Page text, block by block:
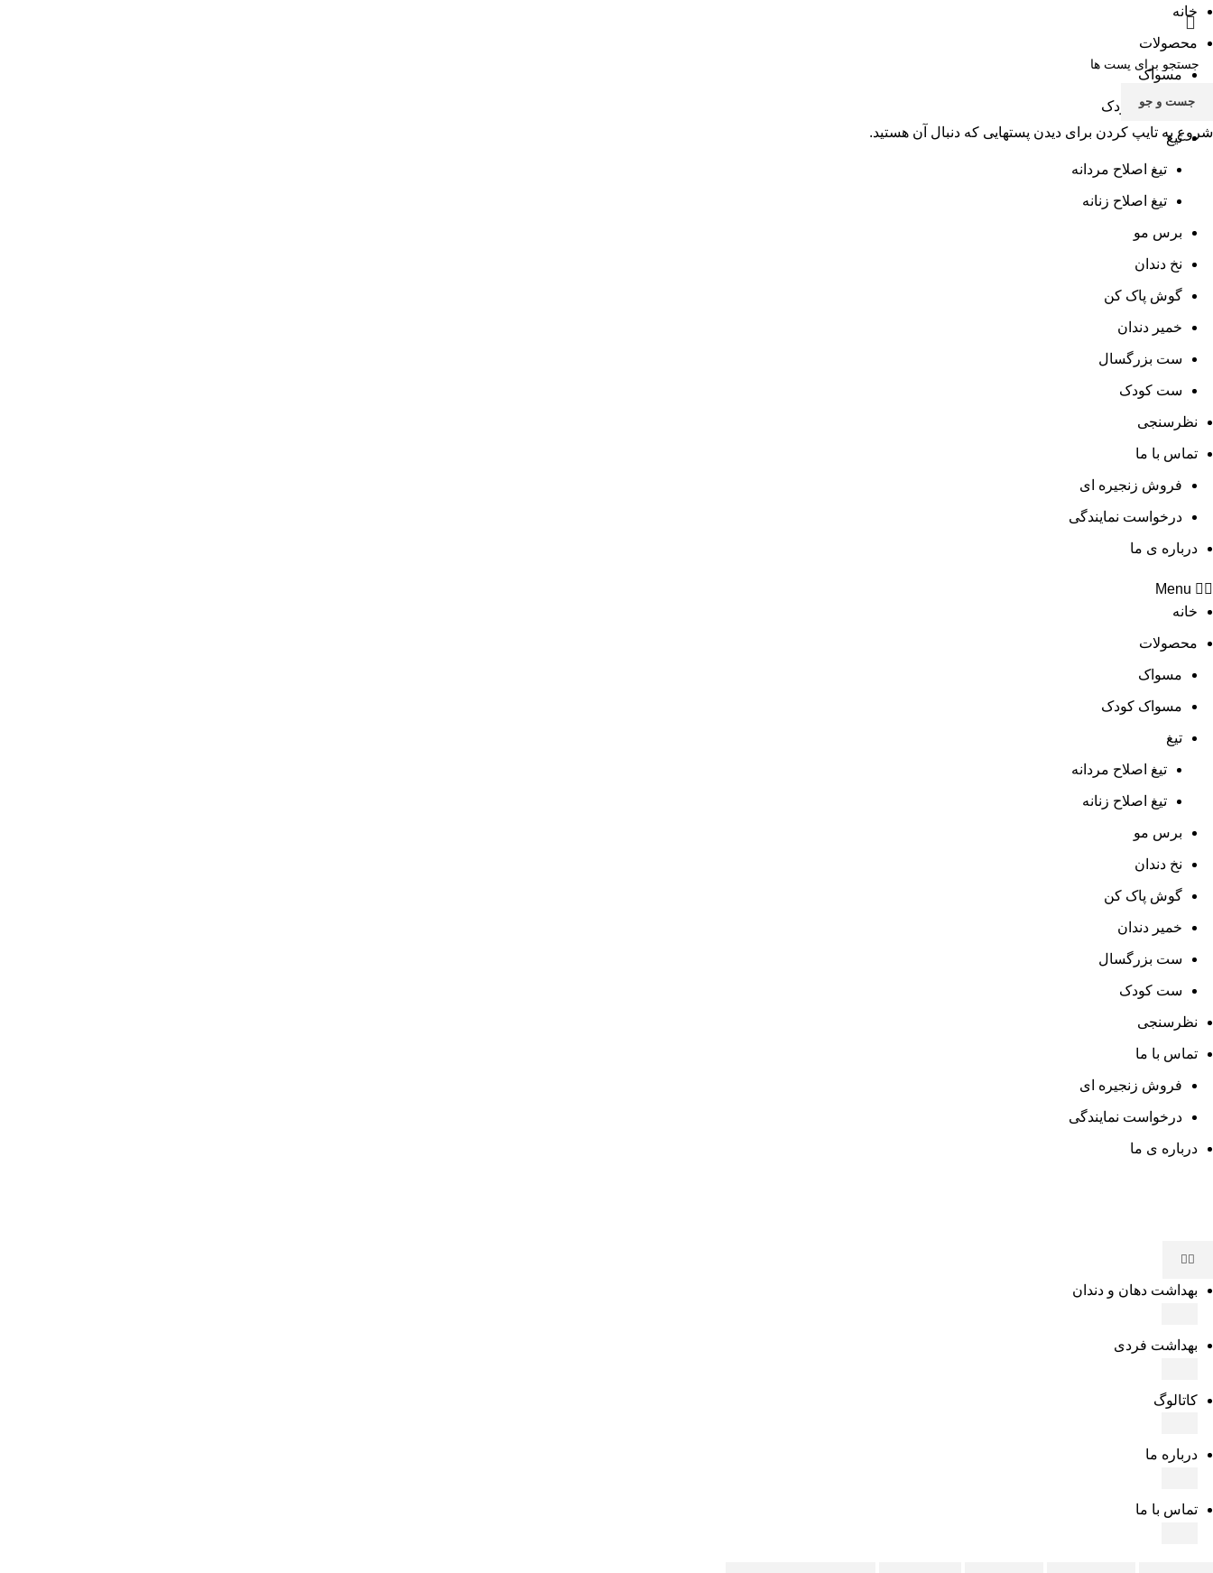
خانه
محصولات
مسواک
مسواک کودک
تیغ
تیغ اصلاح مردانه
تیغ اصلاح زنانه
برس مو
نخ دندان
گوش پاک کن
خمیر دندان
ست بزرگسال
ست کودک
نظرسنجی
تماس با ما
فروش زنجیره ای
درخواست نمایندگی
درباره ی ما
Menu
خانه
محصولات
مسواک
مسواک کودک
تیغ
تیغ اصلاح مردانه
تیغ اصلاح زنانه
برس مو
نخ دندان
گوش پاک کن
خمیر دندان
ست بزرگسال
ست کودک
نظرسنجی
تماس با ما
فروش زنجیره ای
درخواست نمایندگی
درباره ی ما
بهداشت دهان و دندان
بهداشت فردی
کاتالوگ
درباره ما
تماس با ما
جست و جو
شروع به تایپ کردن برای دیدن پستهایی که دنبال آن هستید.